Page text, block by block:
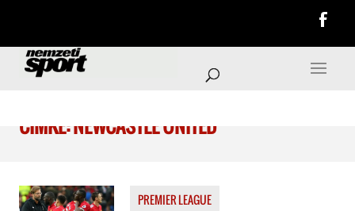
CÍMKE: NEWCASTLE UNITED
PREMIER LEAGUE